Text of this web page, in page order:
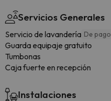
Servicios Generales
Servicio de lavandería De pago
Guarda equipaje gratuito
Tumbonas
Caja fuerte en recepción
Instalaciones